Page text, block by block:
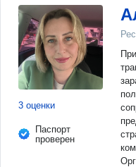
3 оценки
Паспорт
проверен